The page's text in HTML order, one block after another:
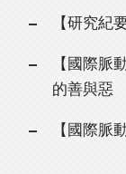
【研究紀
【國際脈
的善與惡
【國際脈